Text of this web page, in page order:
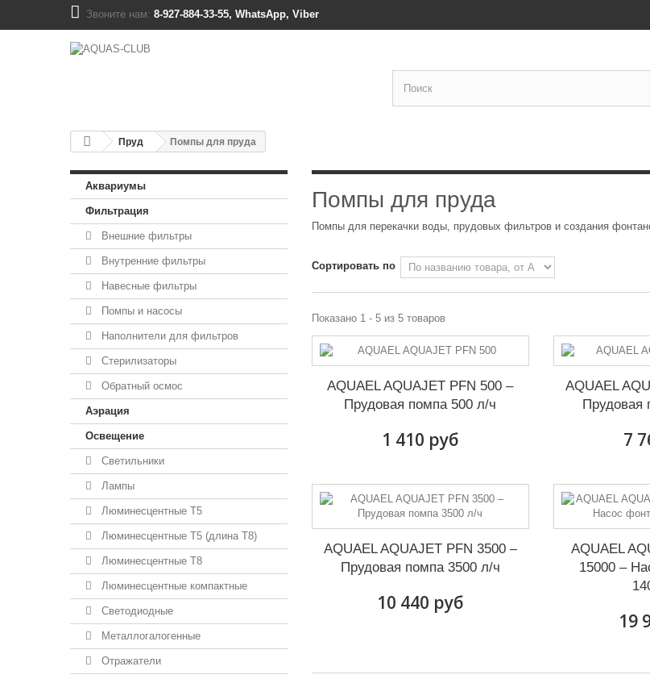
Звоните нам: 8-927-884-33-55, WhatsApp, Viber
Пруд Помпы для пруда
Аквариумы
Фильтрация
Внешние фильтры
Внутренние фильтры
Навесные фильтры
Помпы и насосы
Наполнители для фильтров
Стерилизаторы
Обратный осмос
Аэрация
Освещение
Светильники
Лампы
Люминесцентные T5
Люминесцентные T5 (длина T8)
Люминесцентные T8
Люминесцентные компактные
Светодиодные
Металлогалогенные
Отражатели
Помпы для пруда
Помпы для перекачки воды, прудовых фильтров и создания
Сортировать по
Показано 1 - 5 из 5 товаров
AQUAEL AQUAJET PFN 500 –
Прудовая помпа 500 л/ч
1 410 руб
AQUAEL
Прудовая
7
AQUAEL AQUAJET PFN 3500 –
Прудовая помпа 3500 л/ч
10 440 руб
AQUAEL
15000 –
19